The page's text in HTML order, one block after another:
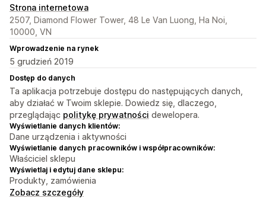
Strona internetowa
2507, Diamond Flower Tower, 48 Le Van Luong, Ha Noi,
10000, VN
Wprowadzenie na rynek
5 grudzień 2019
Dostęp do danych
Ta aplikacja potrzebuje dostępu do następujących danych,
aby działać w Twoim sklepie. Dowiedz się, dlaczego,
przeglądając politykę prywatności dewelopera.
Wyświetlanie danych klientów:
Dane urządzenia i aktywności
Wyświetlanie danych pracowników i współpracowników:
Właściciel sklepu
Wyświetlaj i edytuj dane sklepu:
Produkty, zamówienia
Zobacz szczegóły